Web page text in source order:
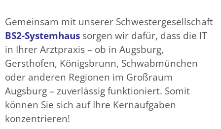
Gemeinsam mit unserer Schwestergesellschaft
BS2-Systemhaus sorgen wir dafür, dass die IT
in Ihrer Arztpraxis – ob in Augsburg,
Gersthofen, Königsbrunn, Schwabmünchen
oder anderen Regionen im Großraum
Augsburg – zuverlässig funktioniert. Somit
können Sie sich auf Ihre Kernaufgaben
konzentrieren!